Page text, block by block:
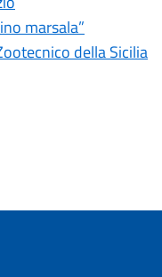
marsala”
della Sicilia